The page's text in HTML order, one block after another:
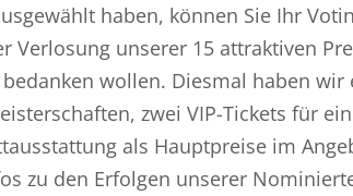
haben, können Sie Ihr
Verlosung unserer 15 attraktiven
wollen. Diesmal haben
zwei VIP-Tickets für
als Hauptpreise im
zu den Erfolgen unserer